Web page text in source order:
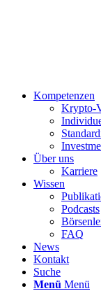
Kompetenzen
Krypto-
Über uns
Karriere
Wissen
Podcasts
FAQ
News
Kontakt
Suche
Menü Menü